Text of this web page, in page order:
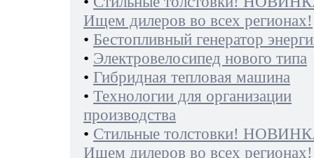
Ищем дилеров во всех регионах!
• Бестопливный генератор
• Электровелосипед нового типа
• Гибридная тепловая машина
• Технологии для организации
производства
• Стильные толстовки!
Ищем дилеров во всех регионах!